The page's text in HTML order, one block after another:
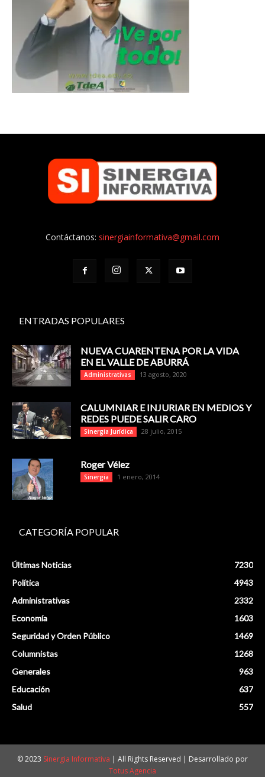
Contáctanos: sinergiainformativa@gmail.com
ENTRADAS POPULARES
NUEVA CUARENTENA POR LA VIDA
EN EL VALLE DE ABURRÁ
Administrativas 13 agosto, 2020
CALUMNIAR E INJURIAR EN MEDIOS Y
REDES PUEDE SALIR CARO
Sinergia Jurídica 28 julio, 2015
Roger Vélez
Sinergia 1 enero, 2014
CATEGORÍA POPULAR
Últimas Noticias
7230
Política
4943
Administrativas
2332
Economía
1603
Seguridad y Orden Público
1469
Columnistas
1268
Generales
963
Educación
637
Salud
557
© 2023 Sinergia Informativa | All Rights Reserved | Desarrollado por
Totus Agencia